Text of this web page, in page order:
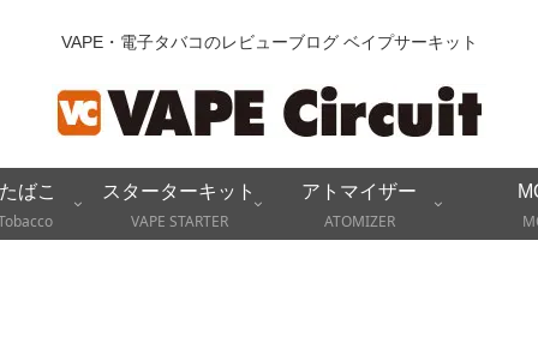
VAPE・電子タバコのレビューブログ ベイプサーキット
ばこ
スターターキット
VAPE STARTER
アトマイザー
ATOMIZER